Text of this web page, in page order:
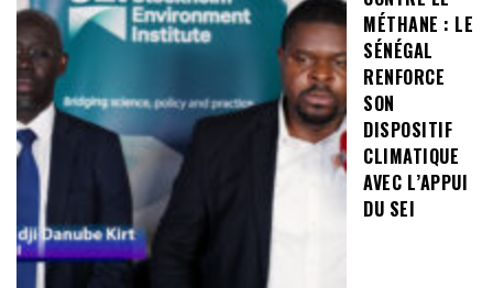
MÉTHANE : LE
SÉNÉGAL
RENFORCE
SON
DISPOSITIF
CLIMATIQUE
AVEC L’APPUI
DU SEI